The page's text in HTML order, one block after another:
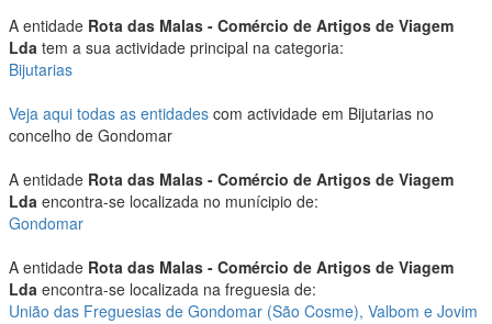
A entidade Rota das Malas - Comércio de Artigos de Viagem
Lda tem a sua actividade principal na categoria:
Bijutarias
Veja aqui todas as entidades com actividade em Bijutarias no
concelho de Gondomar
A entidade Rota das Malas - Comércio de Artigos de Viagem
Lda encontra-se localizada no munícipio de:
Gondomar
A entidade Rota das Malas - Comércio de Artigos de Viagem
Lda encontra-se localizada na freguesia de:
União das Freguesias de Gondomar (São Cosme), Valbom e Jovim